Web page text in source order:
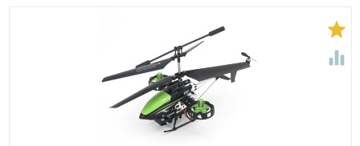

